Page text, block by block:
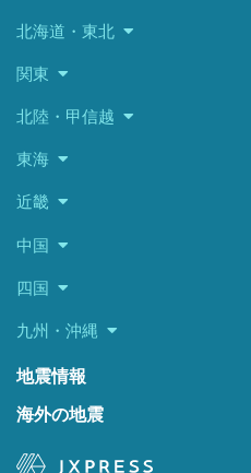
北海道・東北
関東
北陸・甲信越
東海
近畿
中国
四国
九州・沖縄
地震情報
海外の地震